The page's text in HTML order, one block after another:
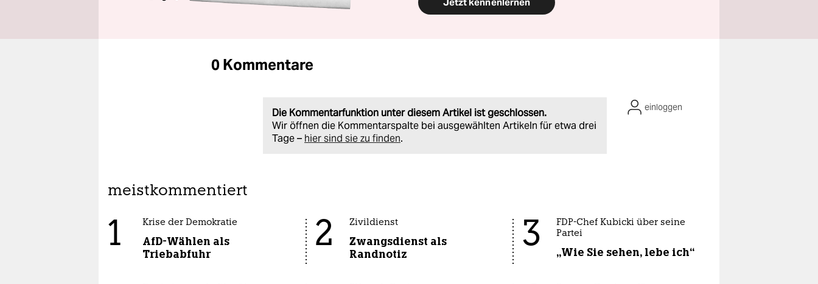
0 Kommentare
Die Kommentarfunktion unter diesem Artikel ist geschlossen.
Wir öffnen die Kommentarspalte bei ausgewählten Artikeln für etwa drei
Tage – hier sind sie zu finden.
einloggen
meistkommentiert
1 Krise der Demokratie
AfD-Wählen als
Triebabfuhr
2 Zivildienst
Zwangsdienst als
Randnotiz
3
FDP-Chef Kubicki über seine
Partei
„Wie Sie sehen, lebe ich“